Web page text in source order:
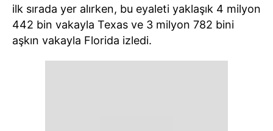
ilk sırada yer alırken, bu eyaleti yaklaşık 4 milyon
442 bin vakayla Texas ve 3 milyon 782 bini
aşkın vakayla Florida izledi.